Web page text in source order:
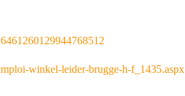
winkel-leider-brugge-h-f_1435.aspx